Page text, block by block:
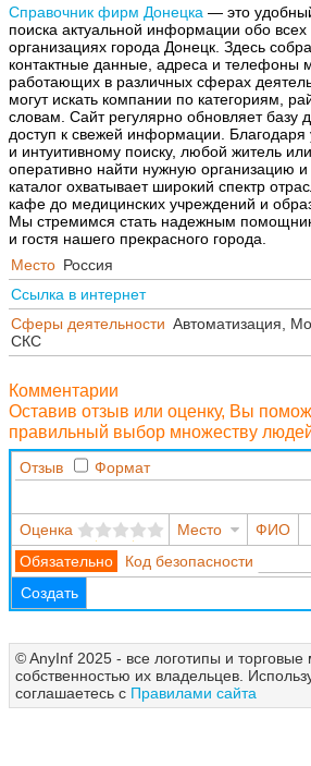
Справочник фирм Донецка — это
поиска актуальной информации обо
организациях города Донецк. Здесь
контактные данные, адреса и телефоны
работающих в различных сферах
могут искать компании по категориям,
словам. Сайт регулярно обновляет базу
доступ к свежей информации.
и интуитивному поиску, любой житель
оперативно найти нужную организацию
каталог охватывает широкий спектр
кафе до медицинских учреждений и
Мы стремимся стать надежным
и гостя нашего прекрасного города.
Место Россия
Ссылка в интернет
Сферы деятельности Автоматизация,
СКС
Комментарии
Оставив отзыв или оценку, Вы
правильный выбор множеству
Отзыв Формат
Оценка Место
ФИО
Код безопасности
Создать
© AnyInf 2025 - все логотипы и торговые
собственностью их владельцев.
соглашаетесь с Правилами сайта